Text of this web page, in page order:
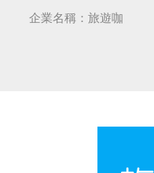
企業名稱：旅遊咖